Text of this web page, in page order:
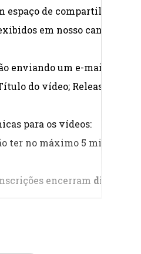
Cultural: notas sobre o
Lins de Lima
da dança nas aulas de
dos Santos Silva
meet.google.com/qbc-bzyh-
espaço de
em nosso canal do
enviando um e-mail para:
do vídeo; Release da
para os vídeos:
ter no máximo 5 minutos;
encerram dia 21 de